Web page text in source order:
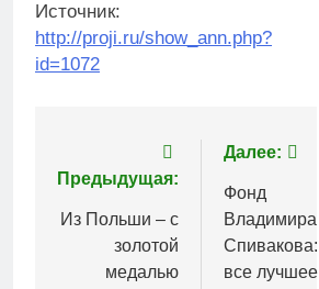
Источник:
http://proji.ru/show_ann.php?
id=1072
Навигация
по
записям
Предыдущая:
Из Польши – с
золотой
медалью
Далее:
Фонд
Владимира
Спивакова:
все лучшее